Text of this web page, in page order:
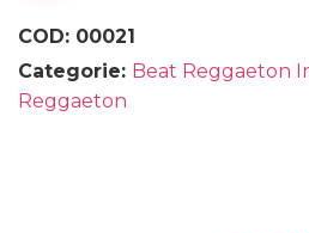
COD: 00021
Categorie: Beat Reggaeton
Reggaeton